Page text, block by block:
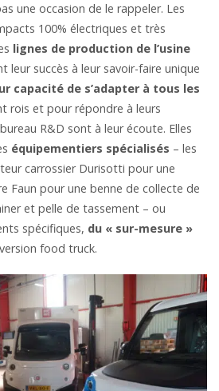
une occasion de le rappeler. Les
100% électriques et très
lignes de production de l’usine
leur succès à leur savoir-faire unique
capacité de s’adapter à tous les
rois et pour répondre à leurs
R&D sont à leur écoute. Elles
équipementiers spécialisés – les
carrossier Durisotti pour une
Faun pour une benne de collecte de
et pelle de tassement – ou
spécifiques, du « sur-mesure »
food truck.